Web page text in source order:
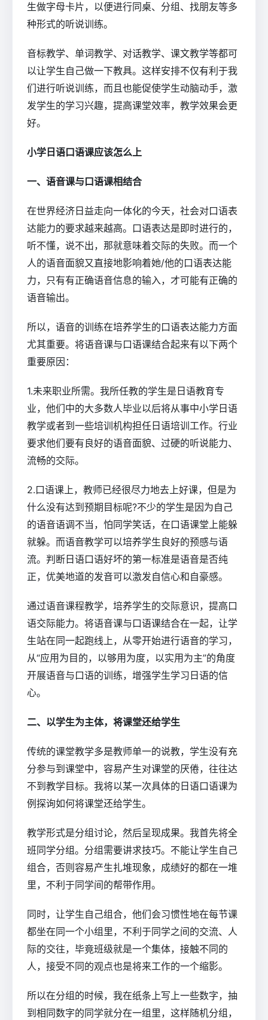
生做字母卡片，以便进行同桌、分组、找朋友等多
种形式的听说训练。
音标教学、单词教学、对话教学、课文教学等都可
以让学生自己做一下教具。这样安排不仅有利于我
们进行听说训练，而且也能促使学生动脑动手，激
发学生的学习兴趣，提高课堂效率，教学效果会更
好。
小学日语口语课应该怎么上
一、语音课与口语课相结合
在世界经济日益走向一体化的今天，社会对口语表
达能力的要求越来越高。口语表达是即时进行的，
听不懂，说不出，那就意味着交际的失败。而一个
人的语音面貌又直接地影响着她/他的口语表达能
力，只有有正确语音信息的输入，才可能有正确的
语音输出。
所以，语音的训练在培养学生的口语表达能力方面
尤其重要。将语音课与口语课结合起来有以下两个
重要原因：
1.未来职业所需。我所任教的学生是日语教育专
业，他们中的大多数人毕业以后将从事中小学日语
教学或者到一些培训机构担任日语培训工作。行业
要求他们要有良好的语音面貌、过硬的听说能力、
流畅的交际。
2.口语课上，教师已经很尽力地去上好课，但是为
什么没有达到预期目标呢?不少的学生是因为自己
的语音语调不当，怕同学笑话，在口语课堂上能躲
就躲。而语音教学可以培养学生良好的预感与语
流。判断日语口语好坏的第一标准是语音是否纯
正，优美地道的发音可以激发自信心和自豪感。
通过语音课程教学，培养学生的交际意识，提高口
语交际能力。将语音课与口语课结合在一起，让学
生站在同一起跑线上，从零开始进行语音的学习，
从“应用为目的，以够用为度，以实用为主”的角度
开展语音与口语的训练，增强学生学习日语的信
心。
二、以学生为主体，将课堂还给学生
传统的课堂教学多是教师单一的说教，学生没有充
分参与到课堂中，容易产生对课堂的厌倦，往往达
不到教学目标。我将以某一次具体的日语口语课为
例探询如何将课堂还给学生。
教学形式是分组讨论，然后呈现成果。我首先将全
班同学分组。分组需要讲求技巧。不能让学生自己
组合，否则容易产生扎堆现象，成绩好的都在一堆
里，不利于同学间的帮带作用。
同时，让学生自己组合，他们会习惯性地在每节课
都坐在同一个小组里，不利于同学之间的交流、人
际的交往，毕竟班级就是一个集体，接触不同的
人，接受不同的观点也是将来工作的一个缩影。
所以在分组的时候，我在纸条上写上一些数字，抽
到相同数字的同学就分在一组里，这样随机分组，